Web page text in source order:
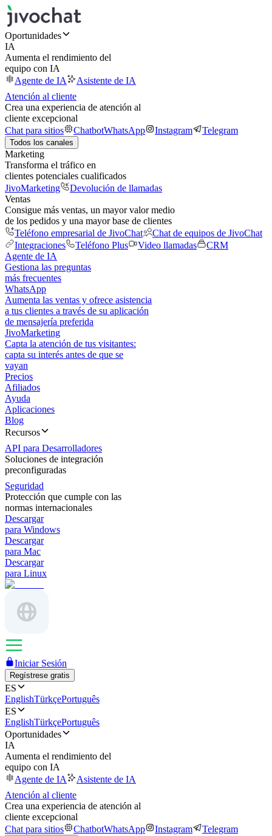
Oportunidades
IA
Aumenta el rendimiento del
equipo con IA
Agente de IA
Asistente de IA
Atención al cliente
Crea una experiencia de atención al
cliente excepcional
Chat para sitios
ChatbotWhatsApp Instagram Telegram
Todos los canales
Marketing
Transforma el tráfico en
clientes potenciales cualificados
JivoMarketing
Devolución de llamadas
Ventas
Consigue más ventas, un mayor valor medio
de los pedidos y una mayor base de clientes
Teléfono empresarial de JivoChat
Chat de equipos de JivoChat
Integraciones
Teléfono Plus Video llamadas
CRM
Agente de IA
Gestiona las preguntas
más frecuentes
WhatsApp
Aumenta las ventas y ofrece asistencia
a tus clientes a través de su aplicación
de mensajería preferida
JivoMarketing
Capta la atención de tus visitantes:
capta su interés antes de que se
vayan
Precios
Afiliados
Ayuda
Aplicaciones
Blog
Recursos
API para Desarrolladores
Soluciones de integración
preconfiguradas
Seguridad
Protección que cumple con las
normas internacionales
Descargar
para Windows
Descargar
para Mac
Descargar
para Linux
Iniciar Sesión
Regístrese gratis
ES
EnglishTürkçePortuguês
ES
EnglishTürkçePortuguês
Oportunidades
IA
Aumenta el rendimiento del
equipo con IA
Agente de IA
Asistente de IA
Atención al cliente
Crea una experiencia de atención al
cliente excepcional
Chat para sitios
ChatbotWhatsApp Instagram Telegram